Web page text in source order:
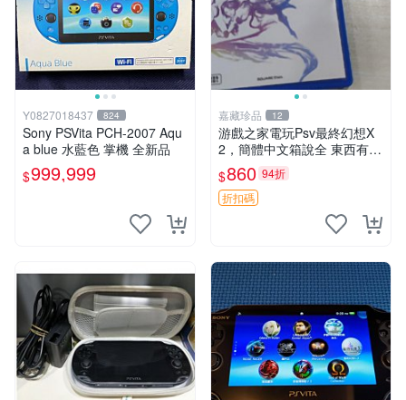
Y0827018437 824
Sony PSVita PCH-2007 Aqu
a blue 水藍色 掌機 全新品
$999,999
嘉藏珍品 12
游戲之家電玩Psv最終幻想X
2，簡體中文箱說全 東西有現
貨 可以發手物品 無質量問題
售不退不換
$860 94折
折扣碼